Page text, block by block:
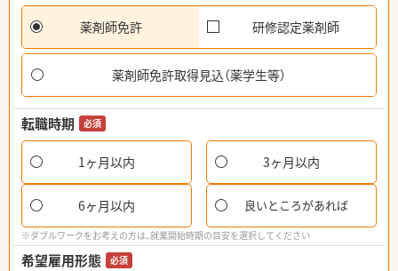
薬剤師免許 研修認定薬剤師
薬剤師免許取得見込（薬学生等）
転職時期 必須
1ヶ月以内 3ヶ月以内
6ヶ月以内 良いところがあれば
※ダブルワークをお考えの方は、就業開始時期の目安を選択してください
希望雇用形態 必須